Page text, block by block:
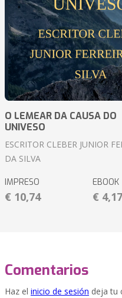
O LEMEAR DA CAUSA DO
UNIVESO
ESCRITOR CLEBER JUNIOR
DA SILVA
IMPRESO
€ 10,74
EBOOK
€ 4,17
Comentarios
Haz el inicio de sesión deja tu